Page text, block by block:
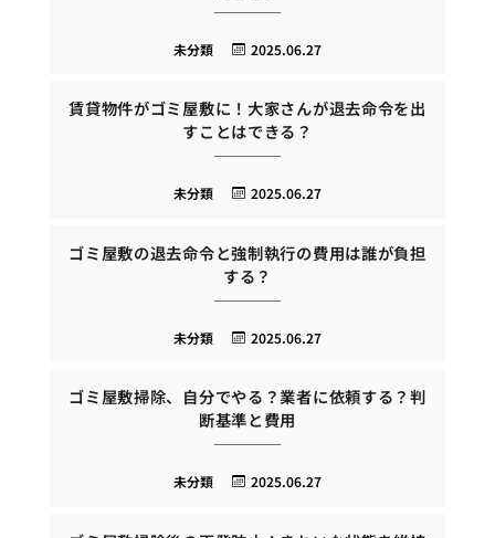
2025.06.27
未分類
賃貸物件がゴミ屋敷に！大家さんが退去命令を出
すことはできる？
2025.06.27
未分類
ゴミ屋敷の退去命令と強制執行の費用は誰が負担
する？
2025.06.27
未分類
ゴミ屋敷掃除、自分でやる？業者に依頼する？判
断基準と費用
2025.06.27
未分類